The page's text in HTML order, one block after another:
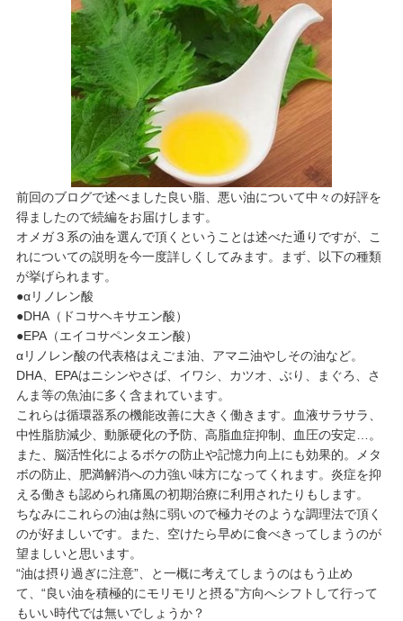
前回のブログで述べました良い脂、悪い油について中々の好評を
得ましたので続編をお届けします。
オメガ３系の油を選んで頂くということは述べた通りですが、こ
れについての説明を今一度詳しくしてみます。まず、以下の種類
が挙げられます。
●αリノレン酸
●DHA（ドコサヘキサエン酸）
●EPA（エイコサペンタエン酸）
αリノレン酸の代表格はえごま油、アマニ油やしその油など。
DHA、EPAはニシンやさば、イワシ、カツオ、ぶり、まぐろ、さ
んま等の魚油に多く含まれています。
これらは循環器系の機能改善に大きく働きます。血液サラサラ、
中性脂肪減少、動脈硬化の予防、高脂血症抑制、血圧の安定…。
また、脳活性化によるボケの防止や記憶力向上にも効果的。メタ
ボの防止、肥満解消への力強い味方になってくれます。炎症を抑
える働きも認められ痛風の初期治療に利用されたりもします。
ちなみにこれらの油は熱に弱いので極力そのような調理法で頂く
のが好ましいです。また、空けたら早めに食べきってしまうのが
望ましいと思います。
“油は摂り過ぎに注意”、と一概に考えてしまうのはもう止め
て、“良い油を積極的にモリモリと摂る”方向へシフトして行って
もいい時代では無いでしょうか？